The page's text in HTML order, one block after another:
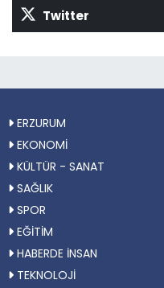
Twitter
ERZURUM
EKONOMİ
KÜLTÜR - SANAT
SAĞLIK
SPOR
EĞİTİM
HABERDE İNSAN
TEKNOLOJİ